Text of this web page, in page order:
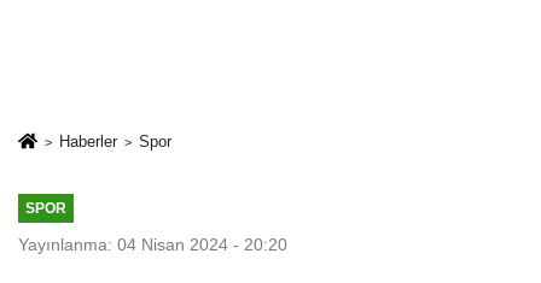
Haberler Spor
SPOR
Yayınlanma: 04 Nisan 2024 - 20:20